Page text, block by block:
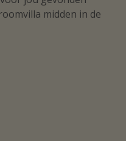
midden in de